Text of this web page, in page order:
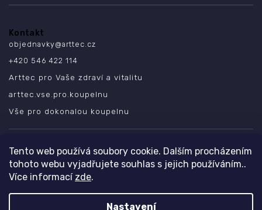
Tento web používá soubory cookie. Dalším procházením
tohoto webu vyjadřujete souhlas s jejich používáním..
Více informací zde.
Nastavení
Kontakt
objednavky@arttec.cz
+420 546 422 114
Arttec pro Vaše zdraví a vitalitu
arttec.vse.pro.koupelnu
Vše pro dokonalou koupelnu
SLEDUJTE NÁS